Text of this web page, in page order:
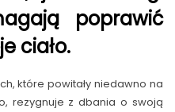
poprawić
ciało.
które powitały niedawno na
rezygnuje z dbania o swoją